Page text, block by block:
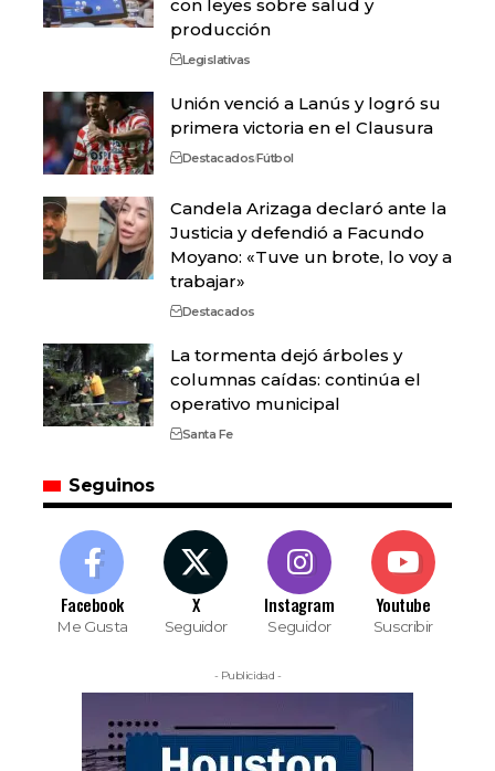
con leyes sobre salud y
producción
Legislativas
Unión venció a Lanús y logró su
primera victoria en el Clausura
DestacadosFútbol
Candela Arizaga declaró ante la
Justicia y defendió a Facundo
Moyano: «Tuve un brote, lo voy a
trabajar»
Destacados
La tormenta dejó árboles y
columnas caídas: continúa el
operativo municipal
Santa Fe
Seguinos
Facebook
Me Gusta
X
Seguidor
Instagram
Seguidor
Youtube
Suscribir
- Publicidad -